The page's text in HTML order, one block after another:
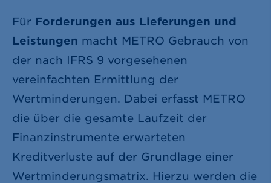
Für Forderungen aus Lieferungen und
Leistungen macht METRO Gebrauch von
der nach IFRS 9 vorgesehenen
vereinfachten Ermittlung der
Wertminderungen. Dabei erfasst METRO
die über die gesamte Laufzeit der
Finanzinstrumente erwarteten
Kreditverluste auf der Grundlage einer
Wertminderungsmatrix. Hierzu werden die